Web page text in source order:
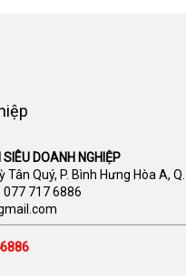
DOANH NGHIỆP
Tân Quý, P. Bình Hưng Hòa A,
077 717 6886